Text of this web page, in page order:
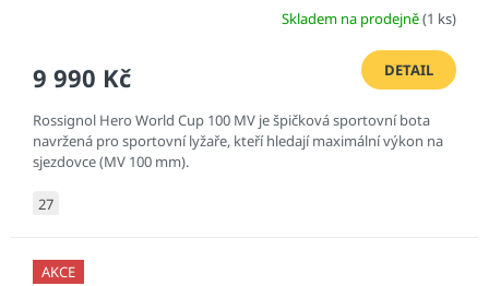
Skladem na prodejně(1 ks)
9 990 Kč DETAIL
Rossignol Hero World Cup 100 MV je špičková sportovní bota
navržená pro sportovní lyžaře, kteří hledají maximální výkon na
sjezdovce (MV 100 mm).
27
AKCE